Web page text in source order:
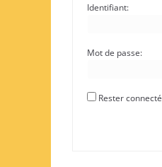
Identifiant:
Mot de passe:
Rester connecté